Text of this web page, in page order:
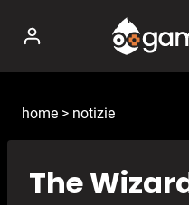
contenuto
home > notizie
The